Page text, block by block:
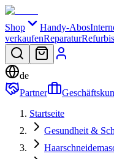
Shop Handy-Abos
verkaufenReparatur
de
Partner
Startseite
Gesundheit &